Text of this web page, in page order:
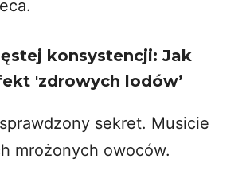
konsystencji: Jak
'zdrowych lodów’
sekret. Musicie
mrożonych owoców.